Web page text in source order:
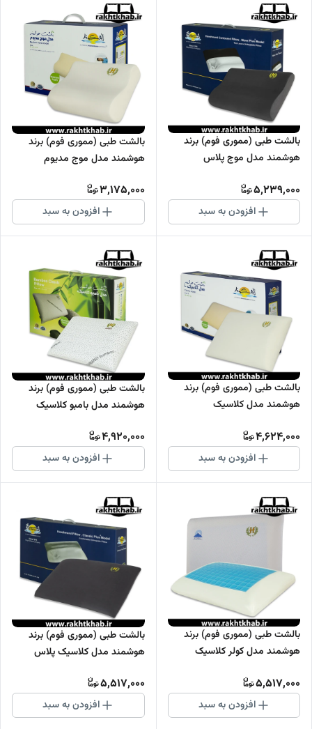
بالشت طبی (مموری فوم) برند
هوشمند مدل موج پلاس
5,239,000
افزودن به سبد
بالشت طبی (مموری فوم) برند
هوشمند مدل موج مدیوم
3,175,000
افزودن به سبد
بالشت طبی (مموری فوم) برند
هوشمند مدل کلاسیک
4,624,000
افزودن به سبد
بالشت طبی (مموری فوم) برند
هوشمند مدل بامبو کلاسیک
4,920,000
افزودن به سبد
بالشت طبی (مموری فوم) برند
هوشمند مدل کولر کلاسیک
5,517,000
افزودن به سبد
بالشت طبی (مموری فوم) برند
هوشمند مدل کلاسیک پلاس
5,517,000
افزودن به سبد